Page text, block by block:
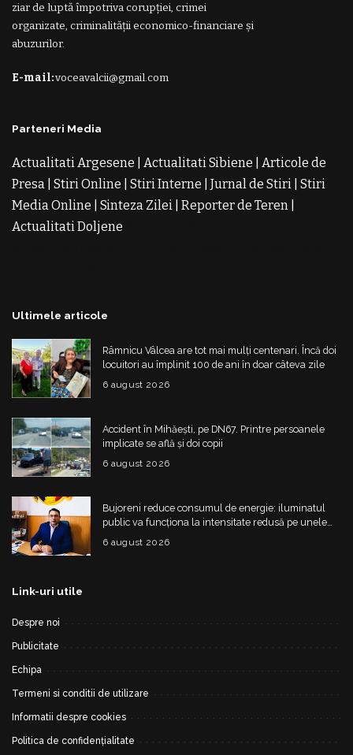
ziar de luptă împotriva corupției, crimei
organizate, criminalității economico-financiare și
abuzurilor.
E-mail:voceavalcii@gmail.com
Parteneri Media
Actualitati Argesene Actualitati Sibiene
Articole de
Presa Stiri Online Stiri Interne Jurnal de Stiri Stiri
Media Online
Sinteza Zilei Reporter de Teren
Actualitati Doljene
Ultimele articole
Râmnicu Vâlcea are tot mai mulți centenari. Încă doi
locuitori au împlinit 100 de ani în doar câteva zile
6 august 2026
Accident în Mihăești, pe DN67. Printre persoanele
implicate se află și doi copii
6 august 2026
Bujoreni reduce consumul de energie: iluminatul
public va funcționa la intensitate redusă pe unele
străzi
6 august 2026
Link-uri utile
Despre noi
Publicitate
Echipa
Termeni si conditii de utilizare
Informatii despre cookies
Politica de confidențialitate